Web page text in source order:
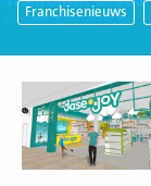
Franchisenieuws